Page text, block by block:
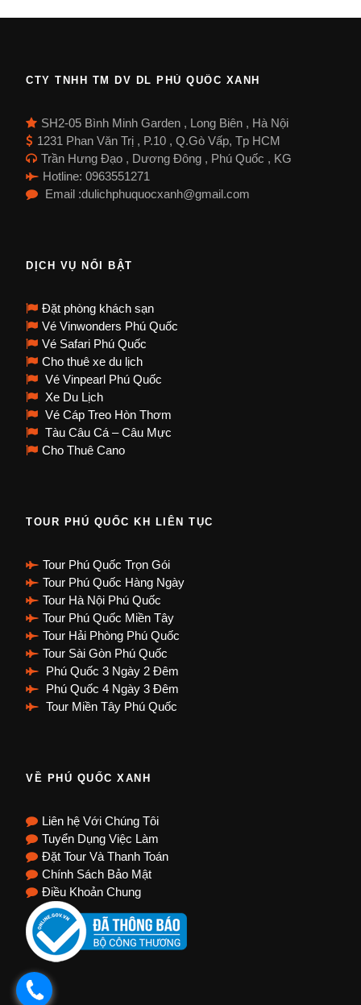
CTY TNHH TM DV DL PHÚ QUỐC XANH
SH2-05 Bình Minh Garden , Long Biên , Hà Nội
1231 Phan Văn Trị , P.10 , Q.Gò Vấp, Tp HCM
Trần Hưng Đạo , Dương Đông , Phú Quốc , KG
Hotline: 0963551271
Email :dulichphuquocxanh@gmail.com
DỊCH VỤ NỔI BẬT
Đặt phòng khách sạn
Vé Vinwonders Phú Quốc
Vé Safari Phú Quốc
Cho thuê xe du lịch
Vé Vinpearl Phú Quốc
Xe Du Lịch
Vé Cáp Treo Hòn Thơm
Tàu Câu Cá – Câu Mực
Cho Thuê Cano
TOUR PHÚ QUỐC KH LIÊN TỤC
Tour Phú Quốc Trọn Gói
Tour Phú Quốc Hàng Ngày
Tour Hà Nội Phú Quốc
Tour Phú Quốc Miền Tây
Tour Hải Phòng Phú Quốc
Tour Sài Gòn Phú Quốc
Phú Quốc 3 Ngày 2 Đêm
Phú Quốc 4 Ngày 3 Đêm
Tour Miền Tây Phú Quốc
VỀ PHÚ QUỐC XANH
Liên hệ Với Chúng Tôi
Tuyển Dụng Việc Làm
Đặt Tour Và Thanh Toán
Chính Sách Bảo Mật
Điều Khoản Chung
.